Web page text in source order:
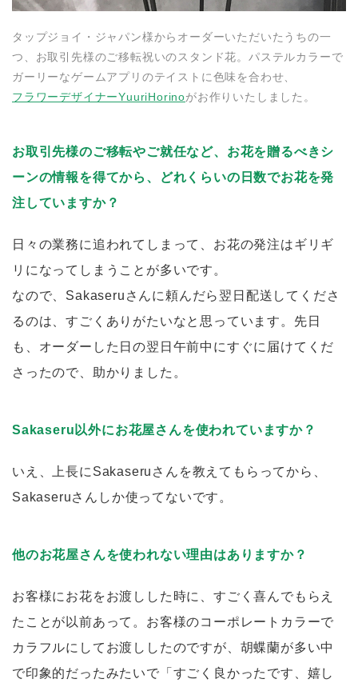
タップジョイ・ジャパン様からオーダーいただいたうちの一
つ、お取引先様のご移転祝いのスタンド花。パステルカラーで
ガーリーなゲームアプリのテイストに色味を合わせ、
フラワーデザイナーYuuriHorinoがお作りいたしました。
お取引先様のご移転やご就任など、お花を贈るべきシ
ーンの情報を得てから、どれくらいの日数でお花を発
注していますか？
日々の業務に追われてしまって、お花の発注はギリギ
リになってしまうことが多いです。
なので、Sakaseruさんに頼んだら翌日配送してくださ
るのは、すごくありがたいなと思っています。先日
も、オーダーした日の翌日午前中にすぐに届けてくだ
さったので、助かりました。
Sakaseru以外にお花屋さんを使われていますか？
いえ、上長にSakaseruさんを教えてもらってから、
Sakaseruさんしか使ってないです。
他のお花屋さんを使われない理由はありますか？
お客様にお花をお渡しした時に、すごく喜んでもらえ
たことが以前あって。お客様のコーポレートカラーで
カラフルにしてお渡ししたのですが、胡蝶蘭が多い中
で印象的だったみたいで「すごく良かったです、嬉し